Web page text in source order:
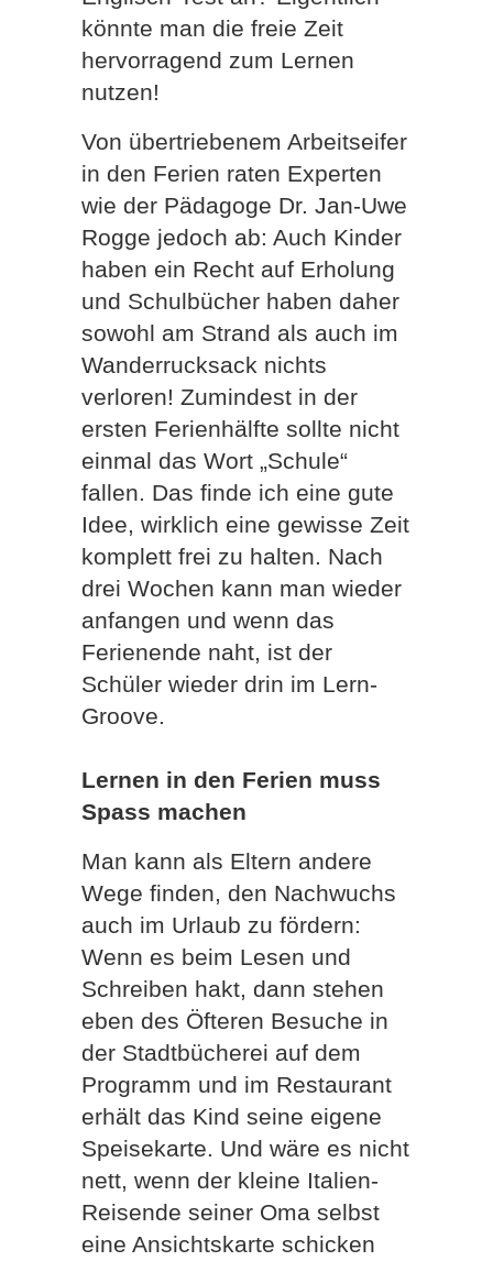
könnte man die freie Zeit
hervorragend zum Lernen
nutzen!
Von übertriebenem Arbeitseifer
in den Ferien raten Experten
wie der Pädagoge Dr. Jan-Uwe
Rogge jedoch ab: Auch Kinder
haben ein Recht auf Erholung
und Schulbücher haben daher
sowohl am Strand als auch im
Wanderrucksack nichts
verloren! Zumindest in der
ersten Ferienhälfte sollte nicht
einmal das Wort „Schule“
fallen. Das finde ich eine gute
Idee, wirklich eine gewisse Zeit
komplett frei zu halten. Nach
drei Wochen kann man wieder
anfangen und wenn das
Ferienende naht, ist der
Schüler wieder drin im Lern-
Groove.
Lernen in den Ferien muss
Spass machen
Man kann als Eltern andere
Wege finden, den Nachwuchs
auch im Urlaub zu fördern:
Wenn es beim Lesen und
Schreiben hakt, dann stehen
eben des Öfteren Besuche in
der Stadtbücherei auf dem
Programm und im Restaurant
erhält das Kind seine eigene
Speisekarte. Und wäre es nicht
nett, wenn der kleine Italien-
Reisende seiner Oma selbst
eine Ansichtskarte schicken